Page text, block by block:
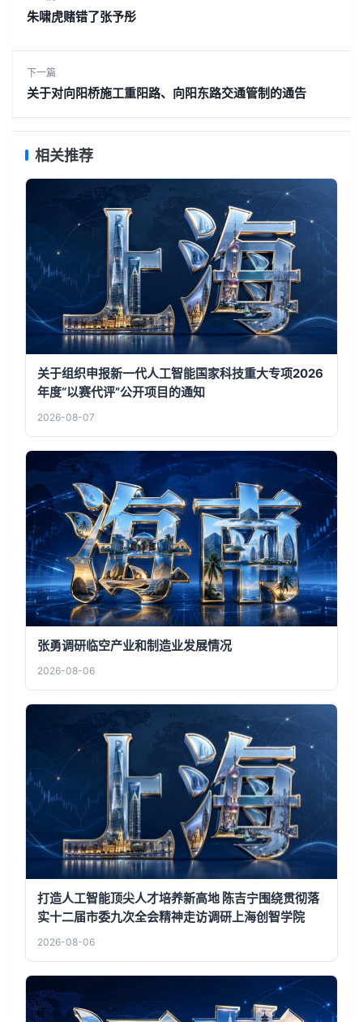
朱啸虎赌错了张予彤
下一篇
关于对向阳桥施工重阳路、向阳东路交通管制的通告
相关推荐
关于组织申报新一代人工智能国家科技重大专项2026
年度“以赛代评”公开项目的通知
2026-08-07
张勇调研临空产业和制造业发展情况
2026-08-06
打造人工智能顶尖人才培养新高地 陈吉宁围绕贯彻落
实十二届市委九次全会精神走访调研上海创智学院
2026-08-06